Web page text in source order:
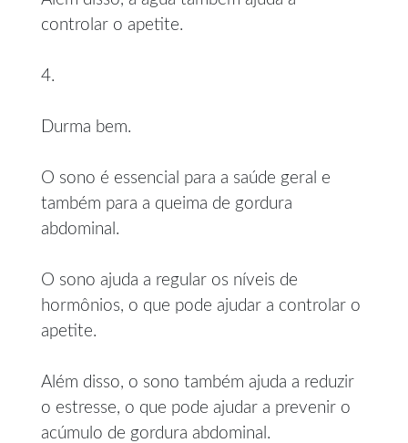
controlar o apetite.
4.
Durma bem.
O sono é essencial para a saúde geral e
também para a queima de gordura
abdominal.
O sono ajuda a regular os níveis de
hormônios, o que pode ajudar a controlar o
apetite.
Além disso, o sono também ajuda a reduzir
o estresse, o que pode ajudar a prevenir o
acúmulo de gordura abdominal.